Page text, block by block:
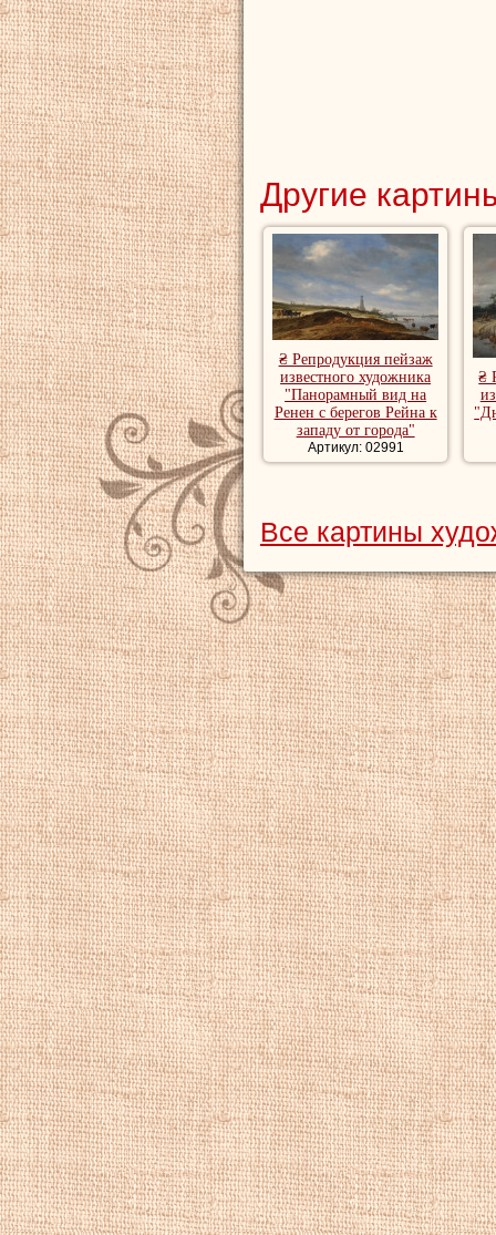
Другие
₴ Репродукция пейзаж
известного художника
"Панорамный вид на
Ренен с берегов Рейна к
западу от города"
Артикул: 02991
₴
Все картины